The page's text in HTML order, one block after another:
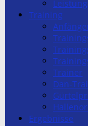
Training
Trainer
Dan-
Ergebnisse